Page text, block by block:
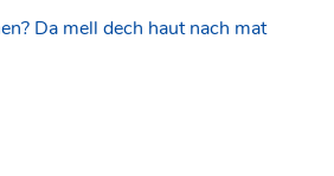
Da mell dech haut nach mat